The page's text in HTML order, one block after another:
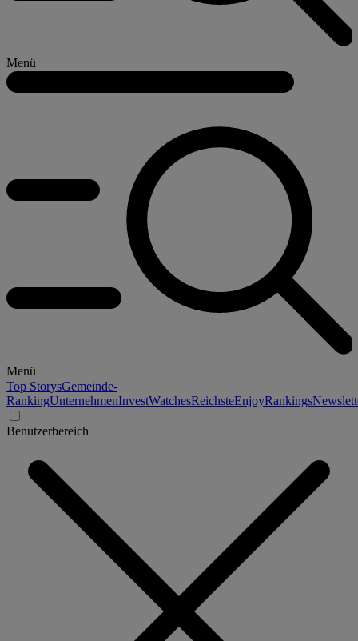
Menü
Menü
Top StorysGemeinde-
RankingUnternehmenInvestWatchesReichsteEnjoyRankings
Benutzerbereich